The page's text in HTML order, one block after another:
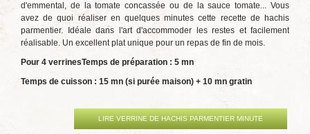
d'emmental, de la tomate concassée ou de la sauce tomate... Vous
avez de quoi réaliser en quelques minutes cette recette de hachis
parmentier. Idéale dans l'art d'accommoder les restes et facilement
réalisable. Un excellent plat unique pour un repas de fin de mois.
Pour 4 verrinesTemps de préparation : 5 mn
Temps de cuisson : 15 mn (si purée maison) + 10 mn gratin
LIRE VERRINE DE HACHIS PARMENTIER MINUTE